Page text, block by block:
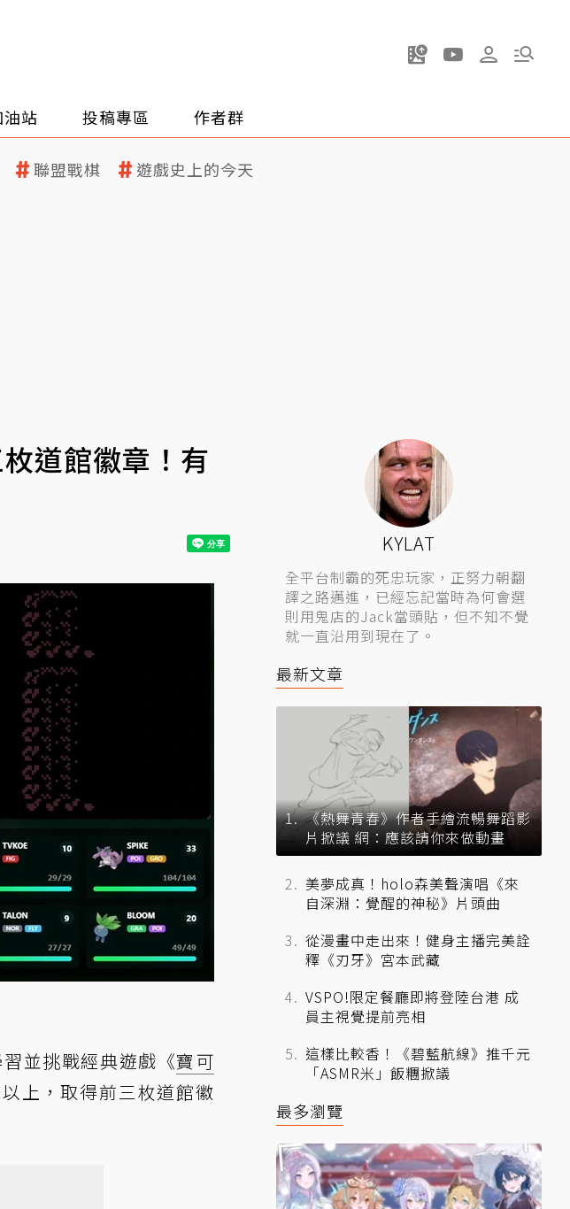
站 投稿專區 作者群
聯盟戰棋 遊戲史上的今天
道館徽章！有
並挑戰經典遊戲《寶可
上，取得前三枚道館徽
KYLAT
全平台制霸的死忠玩家，正努力朝翻
譯之路邁進，已經忘記當時為何會選
則用鬼店的Jack當頭貼，但不知不覺
就一直沿用到現在了。
最新文章
《熱舞青春》作者手繪流暢舞蹈影
片掀議 網：應該請你來做動畫
美夢成真！holo森美聲演唱《來
自深淵：覺醒的神秘》片頭曲
從漫畫中走出來！健身主播完美詮
釋《刃牙》宮本武藏
VSPO!限定餐廳即將登陸台港 成
員主視覺提前亮相
這樣比較香！《碧藍航線》推千元
「ASMR米」飯糰掀議
最多瀏覽